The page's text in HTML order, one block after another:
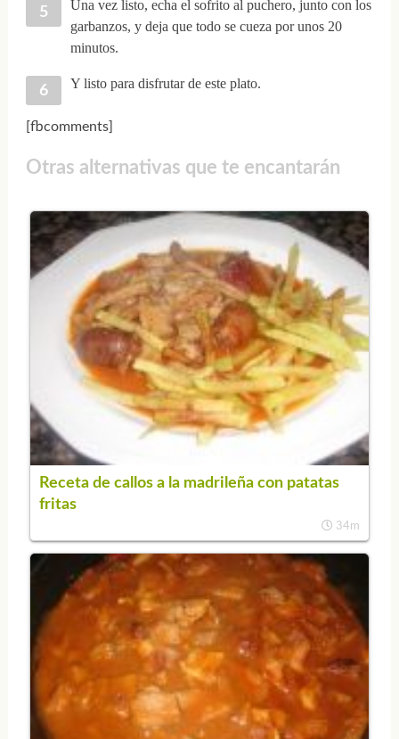
Una vez listo, echa el sofrito al puchero, junto con los
garbanzos, y deja que todo se cueza por unos 20
minutos.
Y listo para disfrutar de este plato.
[fbcomments]
Otras alternativas que te encantarán
Receta de callos a la madrileña con patatas
fritas
34m